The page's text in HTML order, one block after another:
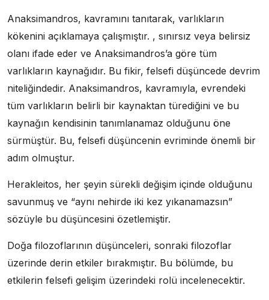
Anaksimandros, kavramını tanıtarak, varlıkların
kökenini açıklamaya çalışmıştır. , sınırsız veya belirsiz
olanı ifade eder ve Anaksimandros’a göre tüm
varlıkların kaynağıdır. Bu fikir, felsefi düşüncede devrim
niteliğindedir. Anaksimandros, kavramıyla, evrendeki
tüm varlıkların belirli bir kaynaktan türediğini ve bu
kaynağın kendisinin tanımlanamaz olduğunu öne
sürmüştür. Bu, felsefi düşüncenin evriminde önemli bir
adım olmuştur.
Herakleitos, her şeyin sürekli değişim içinde olduğunu
savunmuş ve “aynı nehirde iki kez yıkanamazsın”
sözüyle bu düşüncesini özetlemiştir.
Doğa filozoflarının düşünceleri, sonraki filozoflar
üzerinde derin etkiler bırakmıştır. Bu bölümde, bu
etkilerin felsefi gelişim üzerindeki rolü incelenecektir.